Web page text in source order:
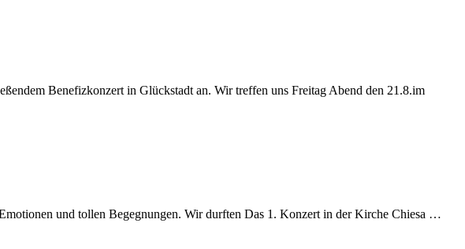
Benefizkonzert in Glückstadt an. Wir treffen uns Freitag Abend den 21.8.im
und tollen Begegnungen. Wir durften Das 1. Konzert in der Kirche Chiesa …